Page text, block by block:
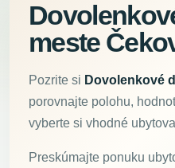
meste
Pozrite si Dovolenkové
porovnajte polohu,
vyberte si vhodné
Preskúmajte ponuku